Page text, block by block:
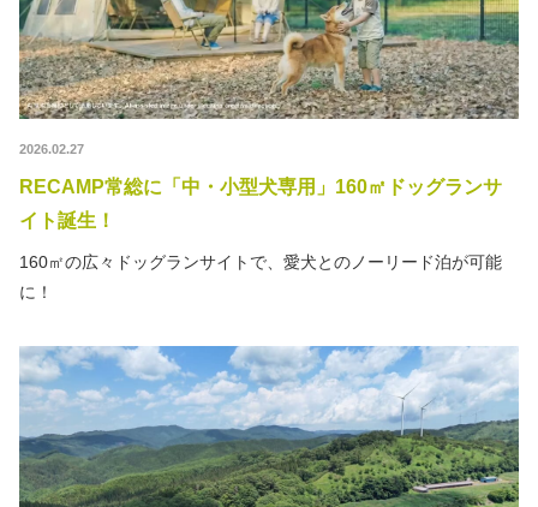
2026.02.27
RECAMP常総に「中・小型犬専用」160㎡ドッグランサ
イト誕生！
160㎡の広々ドッグランサイトで、愛犬とのノーリード泊が可能
に！